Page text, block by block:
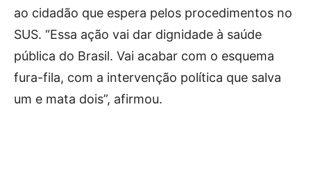
ao cidadão que espera pelos procedimentos no
SUS. “Essa ação vai dar dignidade à saúde
pública do Brasil. Vai acabar com o esquema
fura-fila, com a intervenção política que salva
um e mata dois”, afirmou.